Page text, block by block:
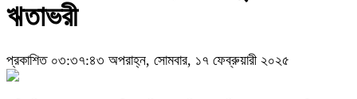
ঋতাভরী
প্রকাশিত ০৩:৩৭:৪৩ অপরাহ্ন, সোমবার, ১৭ ফেব্রুয়ারী ২০২৫